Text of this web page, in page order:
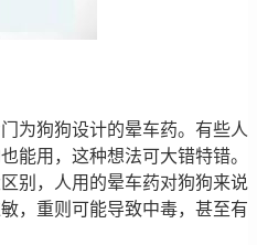
为狗狗设计的晕车药。有些人
能用，这种想法可大错特错。
别，人用的晕车药对狗狗来说
，重则可能导致中毒，甚至有